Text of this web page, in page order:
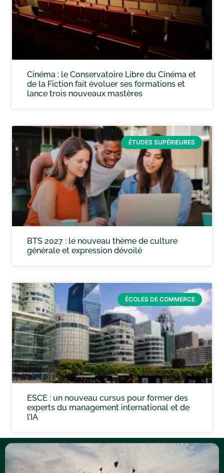
Cinéma : le Conservatoire Libre du Cinéma et
de la Fiction fait évoluer ses formations et
lance trois nouveaux mastères
ÉTUDES SUPÉRIEURES
BTS 2027 : le nouveau thème de culture
générale et expression dévoilé
ÉCOLES DE COMMERCE
ESCE : un nouveau cursus pour former des
experts du management international et de
l’IA